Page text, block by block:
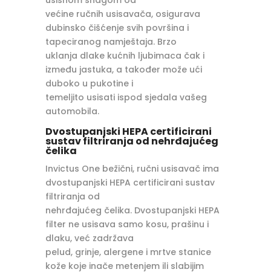
većine ručnih usisavača, osigurava
dubinsko čišćenje svih površina i
tapeciranog namještaja. Brzo
uklanja dlake kućnih ljubimaca čak i
između jastuka, a također može ući
duboko u pukotine i
temeljito usisati ispod sjedala vašeg
automobila.
Dvostupanjski HEPA certificirani
sustav filtriranja od nehrđajućeg
čelika
Invictus One bežični, ručni usisavač ima
dvostupanjski HEPA certificirani sustav
filtriranja od
nehrđajućeg čelika. Dvostupanjski HEPA
filter ne usisava samo kosu, prašinu i
dlaku, već zadržava
pelud, grinje, alergene i mrtve stanice
kože koje inače metenjem ili slabijim